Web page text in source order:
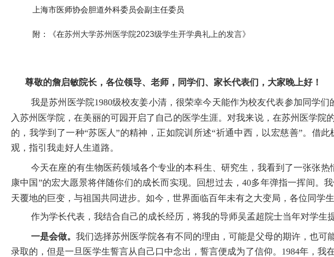
上海市医师协会胆道外科委员会副主任委员
附：《在苏州大学苏州医学院2023级学生开学典礼上的发言》
尊敬的詹启敏院长，各位领导、老师，同学们、家长代表们，大家晚上好！
我是苏州医学院1980级校友姜小清，很荣幸今天能作为校友代表参加同学们
入苏州医学院，在美丽的可园开启了自己的医学生涯。对我来说，在苏州医学
的，我学到了一种“苏医人”的精神，正如院训所述“祈通中西，以宏慈善”。借
观，指引我走好人生道路。
今天在座的有生物医药领域各个专业的本科生、研究生，我看到了一张张
康中国”的宏大愿景将伴随你们的成长而实现。回想过去，40多年弹指一挥间。
天覆地的巨变，与祖国共同进步。如今，世界面临百年未有之大变局，各位同学
作为学长代表，我结合自己的成长经历，将我的导师吴孟超院士当年对学生
一是会做。 我们选择苏州医学院各有不同的理由，可能是父母的期许，也
录取的，但是一旦医学生誓言从自己口中念出，誓言便成为了信仰。 1984年，我